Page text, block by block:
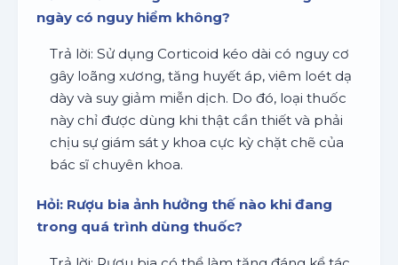
ngày có nguy hiểm không?
Trả lời: Sử dụng Corticoid kéo dài có nguy cơ
gây loãng xương, tăng huyết áp, viêm loét dạ
dày và suy giảm miễn dịch. Do đó, loại thuốc
này chỉ được dùng khi thật cần thiết và phải
chịu sự giám sát y khoa cực kỳ chặt chẽ của
bác sĩ chuyên khoa.
Hỏi: Rượu bia ảnh hưởng thế nào khi đang
trong quá trình dùng thuốc?